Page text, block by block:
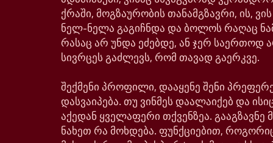
ქრაში, მოგზაურობის თანამგზავრი, ის,
ნელ-ნელა გაგიჩნდა და ბოლოს რაღაც
რასაც არ უნდა ეძებდე, ან ჯერ საერთოდ
სივრცეს გაძლევს, რომ თავად გაერკვე.
შექმენი პროფილი, დააყენე შენი
დასვაიპება. თუ ვინმეს დაალაიქებ და
აქედან ყველაფერი თქვენზეა. გააგზავნე
ნახეთ რა მოხდება. ფუნქციებით,